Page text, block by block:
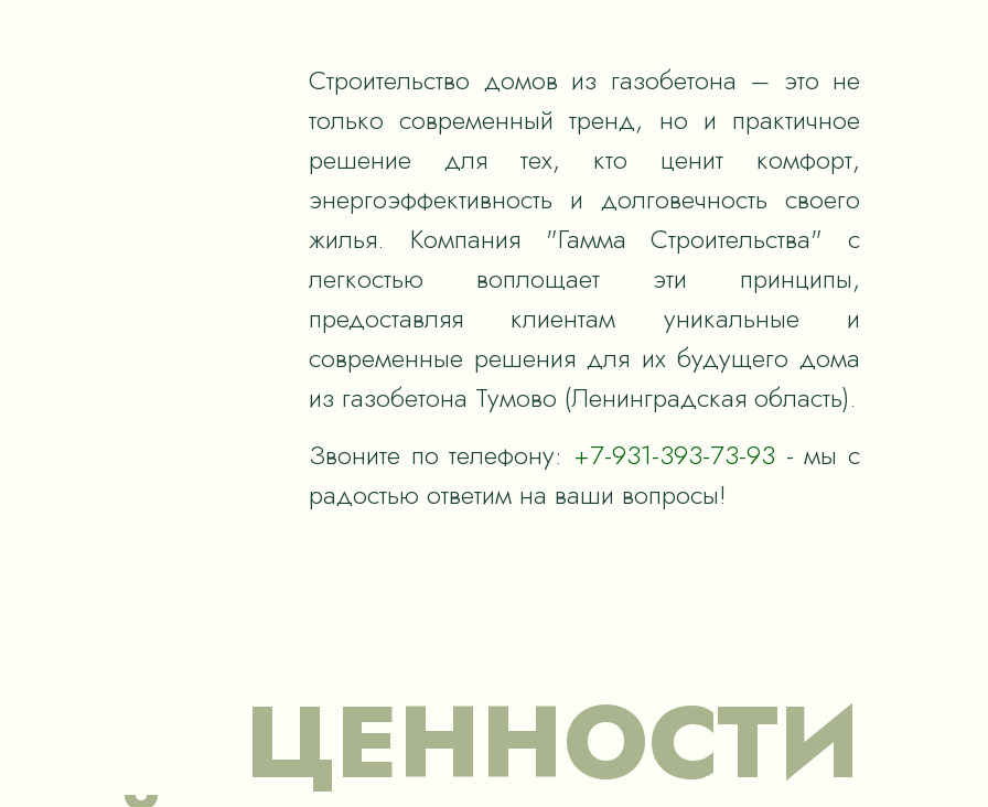
Строительство домов из газобетона – это не
только современный тренд, но и практичное
решение для тех, кто ценит комфорт,
энергоэффективность и долговечность своего
жилья. Компания "Гамма Строительства" с
легкостью воплощает эти принципы,
предоставляя клиентам уникальные и
современные решения для их будущего дома
из газобетона Тумово (Ленинградская область).
Звоните по телефону: +7-931-393-73-93 - мы с
радостью ответим на ваши вопросы!
ЦЕННОСТИ